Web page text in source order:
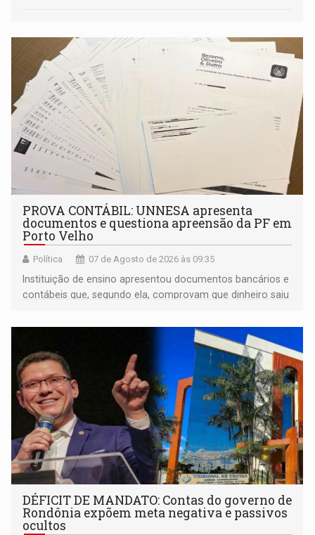
PROVA CONTÁBIL: UNNESA apresenta
documentos e questiona apreensão da PF em
Porto Velho
Política 07 de Agosto de 2026 às 09:35
Instituição de ensino apresentou documentos bancários e
contábeis que, segundo ela, comprovam que dinheiro saiu
apreendido quando já estava dentro da sede da entidade
— em pleno ano eleitoral em Rondônia
DÉFICIT DE MANDATO: Contas do governo de
Rondônia expõem meta negativa e passivos
ocultos